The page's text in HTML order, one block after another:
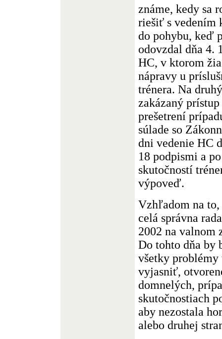
známe, kedy sa
riešiť s vedením
do pohybu, keď
odovzdal dňa 4.
HC, v ktorom
nápravy u
trénera. Na
zakázaný
prešetrení
súlade so
dni vedenie HC
18 podpismi a
skutočností
výpoveď.
Vzhľadom na
celá správna
2002 na valnom
Do tohto dňa by
všetky problémy
vyjasniť,
domnelých,
skutočnostiach
aby nezostala
alebo druhej